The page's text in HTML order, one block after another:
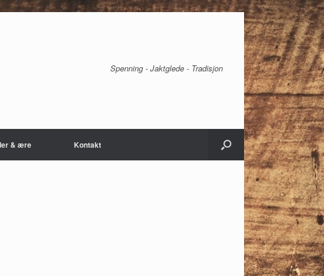
Spenning - Jaktglede - Tradisjon
& ære Kontakt